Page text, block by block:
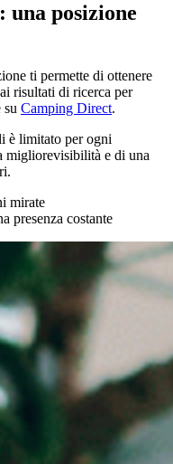
una posizione
ti permette di ottenere
risultati di ricerca per
su Camping Direct.
è limitato per ogni
migliorevisibilità e di una
mirate
presenza costante